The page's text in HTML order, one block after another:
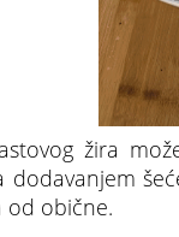
žira
dodavanjem
od obične.